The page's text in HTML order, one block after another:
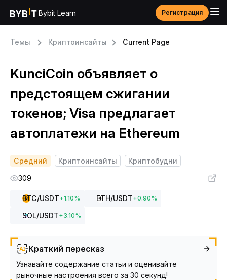
Bybit Learn Регистрация
Темы Криптоинсайты Current Page
KunciCoin объявляет о
предстоящем сжигании
токенов; Visa предлагает
автоплатежи на Ethereum
Средний Криптоинсайты
Криптобудни
309
BTC/USDT+1.10% ETH/USDT+0.90%
SOL/USDT+3.10%
Краткий пересказ
Узнавайте содержание статьи и оценивайте
рыночные настроения всего за 30 секунд!